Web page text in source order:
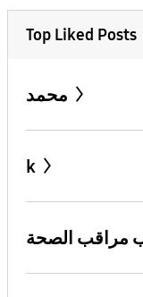
Top Liked Posts
k